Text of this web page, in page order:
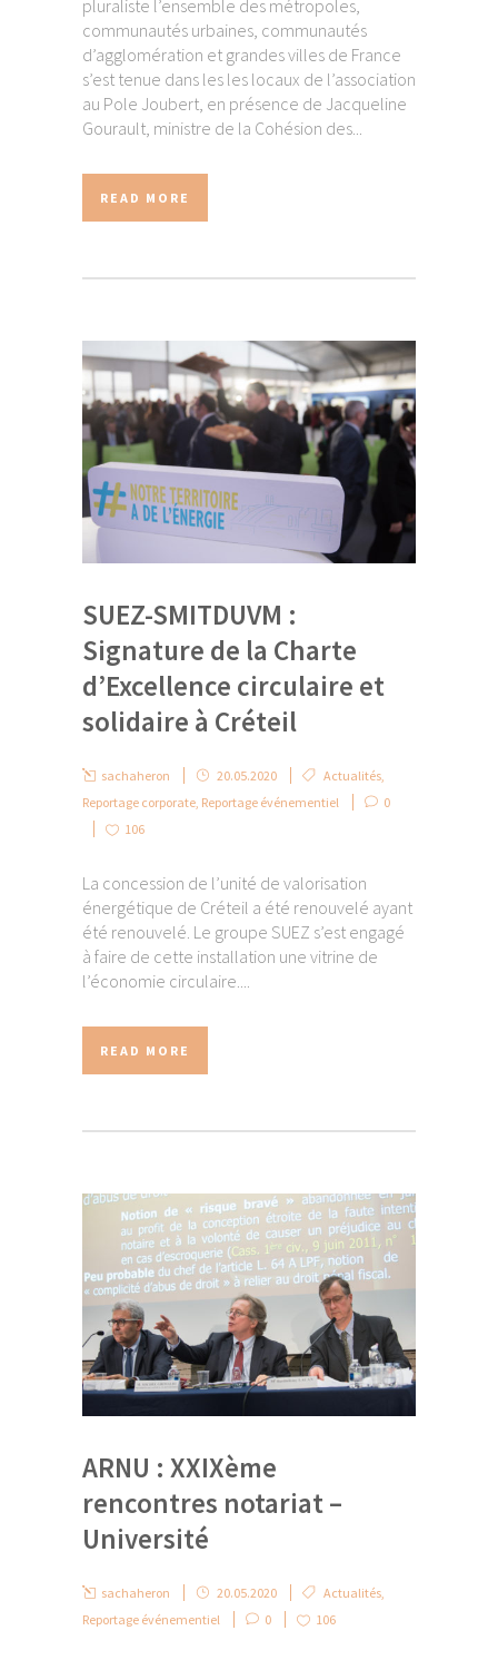
pluraliste l’ensemble des métropoles,
communautés urbaines, communautés
d’agglomération et grandes villes de France
s’est tenue dans les les locaux de l’association
au Pole Joubert, en présence de Jacqueline
Gourault, ministre de la Cohésion des...
READ MORE
SUEZ-SMITDUVM :
Signature de la Charte
d’Excellence circulaire et
solidaire à Créteil
sachaheron 20.05.2020 Actualités
Reportage corporate Reportage événementiel
0
106
La concession de l’unité de valorisation
énergétique de Créteil a été renouvelé ayant
été renouvelé. Le groupe SUEZ s’est engagé
à faire de cette installation une vitrine de
l’économie circulaire....
READ MORE
ARNU : XXIXème
rencontres notariat –
Université
sachaheron 20.05.2020 Actualités
Reportage événementiel
0 106